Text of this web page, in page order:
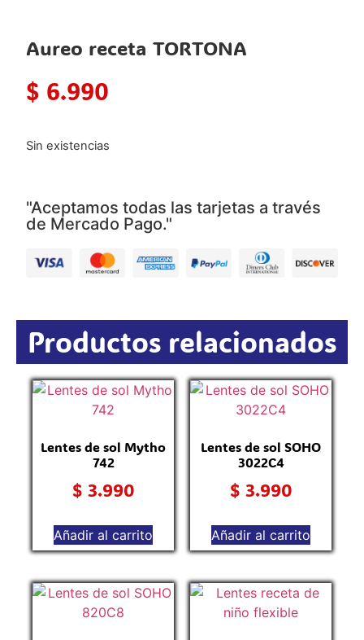
Aureo receta TORTONA
$ 6.990
Sin existencias
"Aceptamos todas las tarjetas a través
de Mercado Pago."
Productos relacionados
Lentes de sol Mytho
742
$ 3.990
Añadir al carrito
Lentes de sol SOHO
3022C4
$ 3.990
Añadir al carrito